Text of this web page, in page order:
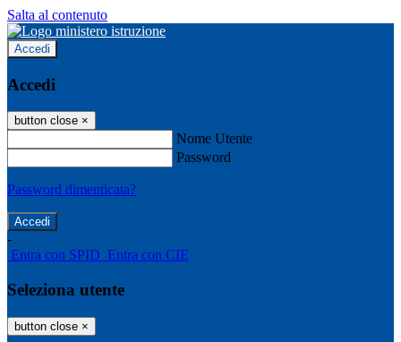
Salta al contenuto
Accedi
Accedi
button close ×
Nome Utente
Password
Password dimenticata?
-
Entra con SPID Entra con CIE
Seleziona utente
button close ×